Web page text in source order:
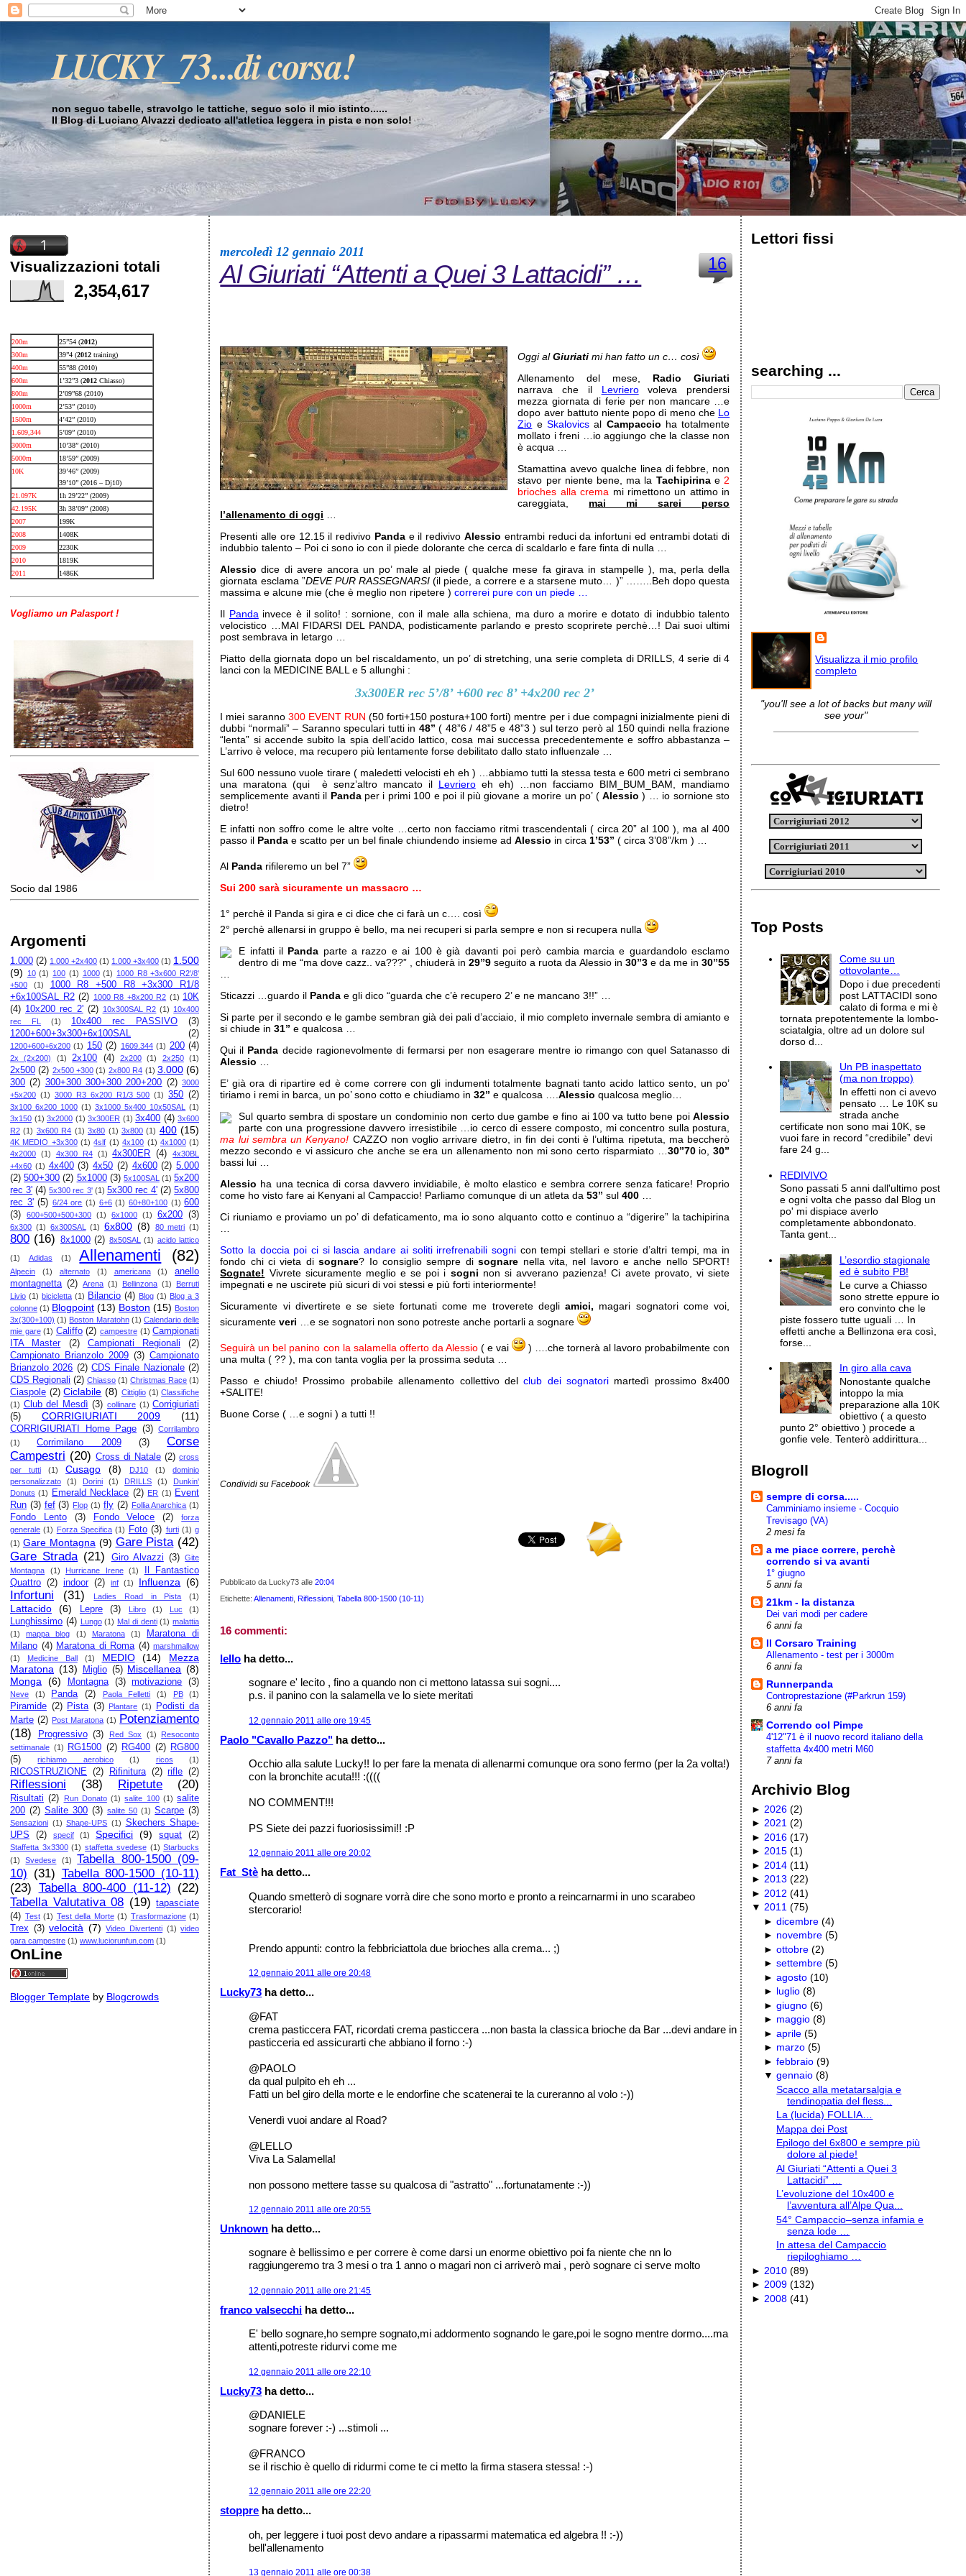
LUCKY_73...di corsa!
non seguo tabelle, stravolgo le tattiche, seguo solo il mio istinto......
Il Blog di Luciano Alvazzi dedicato all'atletica leggera in pista e non solo!
Visualizzazioni totali
2,354,617
200m 25”54 (2012)
300m
39”4 (2012 training)
400m
55”88 (2010)
600m
1’32”3 (2012 Chiasso)
800m
2’09”68 (2010)
1000m
2’53” (2010)
1500m
4’42” (2010)
1.609,344
5’09” (2010)
3000m
10’38” (2010)
5000m
18’59” (2009)
10K
39’46” (2009)
39’10” (2016 – Dj10)
21.097K
1h 29’22” (2009)
42.195K
3h 38’09” (2008)
2007
199K
2008
1408K
2009
2230K
2010
1819K
2011
1486K
Vogliamo un Palasport !
Socio dal 1986
Argomenti
1.000 (2) 1.000 +2x400 (1) 1.000 +3x400 (1) 1.500
(9)
10 (1) 100 (1) 1000 (1) 1000 R8 +3x600 R2'/8'
+500
(1)
1000 R8 +500 R8 +3x300 R1/8
+6x100SAL R2 (2) 1000 R8 +8x200 R2 (1) 10K
(4) 10x200 rec 2' (2) 10x300SAL R2 (1) 10x400
rec FL
(1) 10x400 rec PASSIVO
(3)
1200+600+3x300+6x100SAL
(2)
1200+600+6x200 (1) 150 (2) 1609.344 (1) 200 (4)
2x (2x200) (1) 2x100 (4) 2x200 (1) 2x250 (1)
2x500 (2) 2x500 +300 (1) 2x800 R4 (1) 3.000 (6)
300 (2) 300+300 300+300 200+200 (2) 3000
+5x200 (1) 3000 R3 6x200 R1/3 500 (1) 350 (2)
3x100 6x200 1000 (1) 3x1000 5x400 10x50SAL
(1)
3x150 (1) 3x2000 (1) 3x300ER (1) 3x400 (4) 3x600
R2 (1) 3x600 R4 (1) 3x80 (1) 3x800 (1) 400 (15)
4K MEDIO +3x300 (1) 4slf (1) 4x100 (1) 4x1000 (1)
4x2000 (1) 4x300 R4 (1) 4x300ER (4)
4x30BL
+4x60 (1) 4x400 (3) 4x50 (2) 4x600 (2) 5.000
(2) 500+300 (2) 5x1000 (3) 5x100SAL (1) 5x200
rec 3' (4) 5x300 rec 3' (1) 5x300 rec 4' (2) 5x800
rec 3' (5) 6/24 ore (1) 6+6 (1) 60+80+100 (1) 600
(3)
600+500+500+300 (1) 6x1000 (1) 6x200 (3)
6x300 (1) 6x300SAL (1) 6x800 (8) 80 metri (1)
800 (16) 8x1000 (2) 8x50SAL (1) acido lattico
(1) Adidas (1) Allenamenti (82)
Alpecin (1) alternato (1) americana (1)
anello
montagnetta (2) Arena (1) Bellinzona (1)
Berruti
Livio (1) bicicletta (1) Bilancio (4) Blog (1) Blog a 3
colonne (1) Blogpoint (13) Boston (15) Boston
3x(300+100) (1) Boston Maratohn (1) Calendario delle
mie gare (1) Califfo (2) campestre (1) Campionati
ITA Master
(2) Campionati Regionali
(2)
Campionato Brianzolo 2009 (3) Campionato
Brianzolo 2026 (2) CDS Finale Nazionale (2)
CDS Regionali (2) Chiasso (1) Christmas Race (1)
Ciaspole (2) Ciclabile (8) Cittiglio (1) Classifiche
(1) Club del Mesdì (3) collinare (1) Corrigiuriati
(5)
CORRIGIURIATI 2009 (11)
CORRIGIURIATI Home Page (3)
Corrilambro
(1)
Corrimilano 2009 (3)
Corse
Campestri (20) Cross di Natale (2) cross
per tutti
(1) Cusago (8) DJ10 (1)
dominio
personalizzato
(1) Dorini (1) DRILLS (1)
Dunkin'
Donuts (1) Emerald Necklace (2) ER (1) Event
Run (3) fef (3) Flop (1) fly (2) Follia Anarchica (1)
Fondo Lento (3) Fondo Veloce (2)
forza
generale (1) Forza Specifica (1) Foto (3) furti (1) g
(1) Gare Montagna (9) Gare Pista (42)
Gare Strada (21) Giro Alvazzi (3)
Gite
Montagna
(1) Hurricane Irene (1)
Il Fantastico
Quattro (2) indoor (2) inf (1) Influenza (6)
Infortuni (31) Ladies Road in Pista (1)
Lattacido (6) Lepre (3) Libro (1) Luc (1)
Lunghissimo (4) Lungo (1) Mal di denti (1) malattia
(1)
mappa blog (1) Maratona (1)
Maratona di
Milano (4) Maratona di Roma (4) marshmallow
(1)
Medicine Ball (1) MEDIO (14)
Mezza
Maratona (13) Miglio (5) Miscellanea (8)
Monga
(6) Montagna (3) motivazione (3)
Neve (1) Panda (2) Paola Felletti (1) PB (1)
Piramide (2) Pista (3) Plantare (1)
Podisti da
Marte (2) Post Maratona (1) Potenziamento
(18)
Progressivo (3) Red Sox (1)
Resoconto
settimanale (1) RG1500 (2) RG400 (2) RG800
(5)
richiamo aerobico (1) ricos (1)
RICOSTRUZIONE (2) Rifinitura (2) rifle (2)
Riflessioni (38) Ripetute (20)
Risultati (2) Run Donato (1) salite 100 (1) salite
200 (2) Salite 300 (3) salite 50 (1) Scarpe (3)
Sensazioni (1) Shape-UPS (1) Skechers Shape-
UPS
(2) specif (1) Specifici (9) squat (2)
Staffetta 3x3300 (1) staffetta svedese (1) Starbucks
(1)
Svedese (1)
Tabella 800-1500 (09-
10) (31) Tabella 800-1500 (10-11)
(23) Tabella 800-400 (11-12) (22)
Tabella Valutativa 08 (19) tapasciate
(4) Test (1) Test della Morte (1) Trasformazione (1)
Trex (3) velocità (7) Video Divertenti (1) video
gara campestre (1) www.luciorunfun.com (1)
OnLine
Blogger Template by Blogcrowds
mercoledì 12 gennaio 2011
16
Al Giuriati “Attenti a Quei 3 Lattacidi” …
Oggi alGiuriati mi han fatto un c… così
Allenamento del mese, Radio Giuriati
narrava che il Levrierovoleva prendersi
mezza giornata di ferie per non mancare …e
dopo aver battuto niente popo di meno che Lo
Zio e Skalovicsal Campaccio ha totalmente
mollato i freni …io aggiungo che la classe non
è acqua …
Stamattina avevo qualche linea di febbre, non
stavo per niente bene, ma la Tachipirinae 2
brioches alla crema mi rimettono un attimo in
careggiata, mai mi sarei perso
l’allenamento di oggi
Presenti alle ore 12.15 il redivivo Pandae il redivivoAlessio entrambi reduci da infortuni ed entrambi dotati di
indubbio talento – Poi ci sono io con il piede dolorante che cerca di scaldarlo e fare finta di nulla …
Alessio dice di avere ancora un po’ male al piede ( qualche mese fa girava in stampelle ), ma, perla della
giornata esclama ”DEVE PUR RASSEGNARSI (il piede, a correre e a starsene muto… )” ……..Beh dopo questa
massima e alcune mie (che è meglio non ripetere )correrei pure con un piede …
Il Panda invece è il solito! : sornione, con il male alla schiena, ma duro a morire e dotato di indubbio talento
velocistico …MAI FIDARSI DEL PANDA, podisticamente parlando e presto scoprirete perchè…! Dai suoi ultimi
post sembrava in letargo …
Piatto della giornata dopo un bel riscaldamento, un po’ di stretching, una serie completa di DRILLS, 4 serie di 4
lanci con la MEDICINE BALL e 5 allunghi :
3x300ER rec 5’/8’ +600 rec 8’ +4x200 rec 2’
I miei saranno 300 EVENT RUN (50 forti+150 postura+100 forti) mentre per i due compagni inizialmente pieni di
dubbi “normali” – Saranno speculari tutti in 48” ( 48”6 / 48”5 e 48”3 ) sul terzo però al 150 quindi nella frazione
“lenta” si accende subito la spia dell’acido lattico, cosa mai successa precedentemente e soffro abbastanza –
L’arrivo è veloce, ma recupero più lentamente forse debilitato dallo stato influenzale …
Sul 600 nessuno vuole tirare ( maledetti velocisti eh eh ) …abbiamo tutti la stessa testa e 600 metri ci sembrano
una maratona (qui è senz’altro mancato il Levrieroeh eh) …non facciamo BIM_BUM_BAM, mandiamo
semplicemente avanti il Pandaper i primi 100 e poi il più giovane a morire un po’ (Alessio ) … io sornione sto
dietro!
E infatti non soffro come le altre volte …certo non facciamo ritmi trascendentali ( circa 20” al 100 ), ma al 400
passo il Panda e scatto per un bel finale chiundendo insieme adAlessio in circa 1’53” ( circa 3’08”/km ) …
Al Panda rifileremo un bel 7”
Sui 200 sarà sicuramente un massacro …
1° perchè il Panda si gira e ci dice che ci farà un c…. così
2° perchè allenarsi in gruppo è bello, ma nei recuperi si parla sempre e non si recupera nulla
E infatti il Panda parte a razzo e ai 100 è già davanti poi però cambia marcia e guardandolo esclamo
dentro di me “ma dove cazz.. va???” , chiuderà in29”9 seguito a ruota da Alessio in 30”3e da me in 30”55
Sticazzi …guardo il Panda e gli dico “guarda che c’è recupero 2’ e ne mancano 3!!” …
Si parte per il secondo e le gambe sembran già dei pali d’acciaio, il mio completo invernale sembra di amianto e
si chiude in31” e qualcosa …
Qui il Panda decide ragionevolmente di fermarsi per non esagerare mentre io rimango con quel Satanasso di
Alessio
E’ già ora di ripartire ed è come correre con gli indumenti totalmente bagnati tanto acido lattico sento, un po’
tiriamo i remi in barca, un po’ sono cotto e chiudiamo in32” e qualcosa ….Alessio qualcosa meglio…
Sul quarto sembra di spostare un condominio non certo due gambe e fino ai 100 va tutto bene poiAlessio
parte con una progressione davvero irresistibile …io cerco di essere composto, mi concentro sulla postura,
ma lui sembra un Kenyano! CAZZO non voglio arrivare dietro, in fin dei conti è l’ultima ripetuta, ma beccherò
mezzo secondo e vi assicuro che anche se era un allenamento non mi sono certo risparmiato … 30”70io,30”
bassi lui …
Alessio ha una tecnica di corsa davvero invidiabile, è molto elastico e sembra correre senza faticare! Proprio
come ho visto fare ai Kenyani al Campaccio! Parliamo comunque di un atleta da53” sul400
Ci riuniamo e proviamo un po’ di defaticamento, ma io sono alquanto cotto e continuo a “digerire” la tachipirina
Sotto la doccia poi ci si lascia andare ai soliti irrefrenabili sognicon tempi stellari e storie d’altri tempi, ma in
fondo chi ci vieta disognare? Io consiglio sempre disognare nella vita, nel lavoro e anche nello SPORT!
Sognate! Vivrete sicuramente meglio e se poi i sogni non si avverano pazienza! Ci avete provato, vi siete
impegnati e ne uscirete più sicuri di voi stessi e più forti interiormente!
Sicuramente vi divertirete e se siete fortunati come me troverete degliamici, magari sognatori come voi,
sicuramenteveri …e se sognatori non sono potreste anche portarli a sognare
Seguirà un bel panino con la salamella offerto da Alessio( e vai
) ….che tornerà al lavoro probabilmente con
una multa ( ?? ), ma con tanta voglia per la prossima seduta …
Passo e chiudo! Prossimo probabile allenamento collettivo delclub dei sognatori martedì prossimo 8x400
+SALITE!
Buone Corse ( …e sogni ) a tutti !!
Condividi su Facebook
Pubblicato da Lucky73alle20:04
Etichette:Allenamenti Riflessioni ,Tabella 800-1500 (10-11)
16 commenti:
lello ha detto...
sognare e' lecito , fino a quando non ci mettono latassa sui sogni....
p.s. il panino con la salamella ve lo siete meritati
12 gennaio 2011 alle ore 19:45
Paolo "Cavallo Pazzo" ha detto...
Occhio alla salute Lucky!! Io per fare la menata di allenarmi comunque ora sono fermo (per la 2a volta!)
con la bronchite acuta!!! :((((
NO COMMENT!!!
PS Siete dei pazzi fuoriosissimi!! :P
12 gennaio 2011 alle ore 20:02
Fat_Stè ha detto...
Quando smetterò di sognare vorrà dire che sono morto e pronto a reincarnarmi in uno scarabeo
stercorario!
Prendo appunti: contro la febbriciattola due brioches alla crema... ;)
12 gennaio 2011 alle ore 20:48
Lucky73 ha detto...
@FAT
crema pasticcera FAT, ricordati crema pasticcera ...non basta la classica brioche da Bar ...devi andare in
pasticceria ed assicurarti che abbiano il forno :-)
@PAOLO
da qual pulpito eh eh ...
Fatti un bel giro della morte e le endorfine che scatenerai te la cureranno al volo :-))
Venerdì vuoi andare al Road?
@LELLO
Viva La Salamella!
non possono mettere tasse su qualcosa di "astratto" ...fortunatamente :-))
12 gennaio 2011 alle ore 20:55
Unknown ha detto...
sognare è bellissimo e per correre è come darsi un enorme obiettivo poi fa niente che nn lo
raggiungeremo tra 3 mesi o tra 1 anno o magari non ci arriverò mai , però sognare ci serve molto
12 gennaio 2011 alle ore 21:45
franco valsecchi ha detto...
E' bello sognare,ho sempre sognato,mi addormento sognando le gare,poi le sogno mentre dormo....ma
attenti,potreste ridurvi come me
12 gennaio 2011 alle ore 22:10
Lucky73 ha detto...
@DANIELE
sognare forever :-) ...stimoli ...
@FRANCO
se il rischio è quello di ridurmi come te ci metto la firma stasera stessa! :-)
12 gennaio 2011 alle ore 22:20
stoppre ha detto...
oh, per leggere i tuoi post devo andare a ripassarmi matematica ed algebra !! :-))
bell'allenamento
13 gennaio 2011 alle ore 00:38
Lettori fissi
searching ...
Visualizza il mio profilo
completo
"you'll see a lot of backs but many will
see your"
Top Posts
Come su un
ottovolante…
Dopo i due precedenti
post LATTACIDI sono
calato di forma e mi è
tornata prepotentemente la lombo-
sciatalgia, oltre ad un dolore sul
dorso d...
Un PB inaspettato
(ma non troppo)
In effetti non ci avevo
pensato … Le 10K su
strada anche
certificate non sono mai 10K, se
vuoi fare in record “credibile” devi
fare 24 g...
REDIVIVO
Sono passati 5 anni dall'ultimo post
e ogni volta che passo dal Blog un
po' mi dispiace averlo
completamente abbondonato.
Tanta gent...
L’esordio stagionale
ed è subito PB!
Le curve a Chiasso
sono strette eppure io
ero convinto che le
piste fossero tutte uguali … In
effetti anche a Bellinzona era così,
forse...
In giro alla cava
Nonostante qualche
intoppo la mia
preparazione alla 10K
obiettivo ( a questo
punto 2° obiettivo ) procede a
gonfie vele. Tenterò addirittura...
Blogroll
sempre di corsa.....
Camminiamo insieme - Cocquio
Trevisago (VA)
2 mesi fa
a me piace correre, perchè
correndo si va avanti
1° giugno
5 anni fa
21km - la distanza
Dei vari modi per cadere
6 anni fa
Il Corsaro Training
Allenamento - test per i 3000m
6 anni fa
Runnerpanda
Controprestazione (#Parkrun 159)
6 anni fa
Correndo col Pimpe
4'12"71 è il nuovo record italiano della
staffetta 4x400 metri M60
7 anni fa
Archivio Blog
► 2026 (2)
►2021 (2)
► 2016 (17)
►2015 (1)
► 2014 (11)
►2013 (22)
► 2012 (41)
▼2011 (75)
►dicembre (4)
► novembre (5)
►ottobre (2)
►settembre (5)
►agosto (10)
► luglio (8)
►giugno (6)
► maggio (8)
►aprile (5)
► marzo (5)
►febbraio (9)
▼gennaio (8)
Scacco alla metatarsalgia e
tendinopatia del fless...
La (lucida) FOLLIA…
Mappa dei Post
Epilogo del 6x800 e sempre più
dolore al piede!
Al Giuriati “Attenti a Quei 3
Lattacidi” …
L’evoluzione del 10x400 e
l’avventura all’Alpe Qua...
54° Campaccio–senza infamia e
senza lode …
In attesa del Campaccio
riepiloghiamo …
► 2010 (89)
►2009 (132)
► 2008 (41)